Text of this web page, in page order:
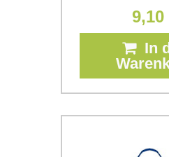
9,10
In